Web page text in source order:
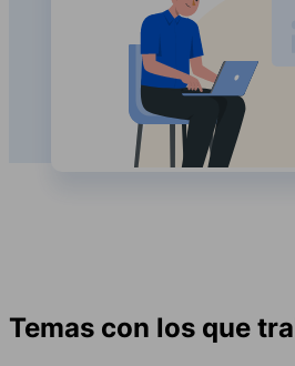
Temas con los que